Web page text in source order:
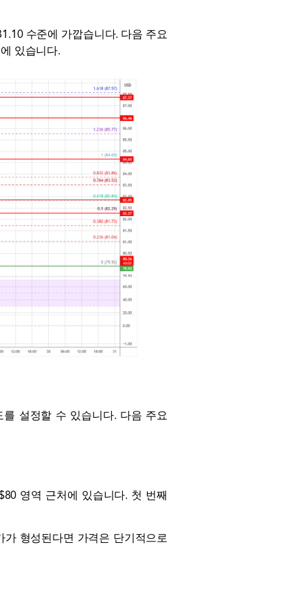
수준에 가깝습니다. 다음 주요
있습니다.
설정할 수 있습니다. 다음 주요
영역 근처에 있습니다. 첫 번째
형성된다면 가격은 단기적으로